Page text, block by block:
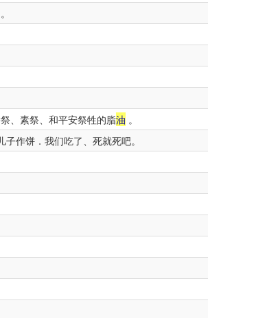
。
、素祭、和平安祭牲的脂油 。
作饼．我们吃了、死就死吧。